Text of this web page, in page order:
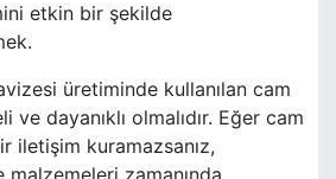
etkin bir şekilde
üretiminde kullanılan cam
ve dayanıklı olmalıdır. Eğer cam
iletişim kuramazsanız,